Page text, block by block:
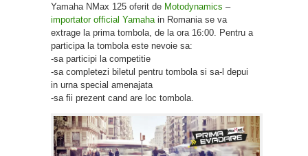
Yamaha NMax 125 oferit de Motodynamics –
importator official Yamaha in Romania se va
extrage la prima tombola, de la ora 16:00. Pentru a
participa la tombola este nevoie sa:
-sa participi la competitie
-sa completezi biletul pentru tombola si sa-l depui
in urna special amenajata
-sa fii prezent cand are loc tombola.